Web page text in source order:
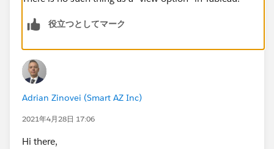
役立つとしてマーク
Adrian Zinovei (Smart AZ Inc)
2021年4月28日 17:06
Hi there,